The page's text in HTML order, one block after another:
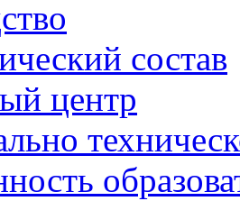
состав
центр